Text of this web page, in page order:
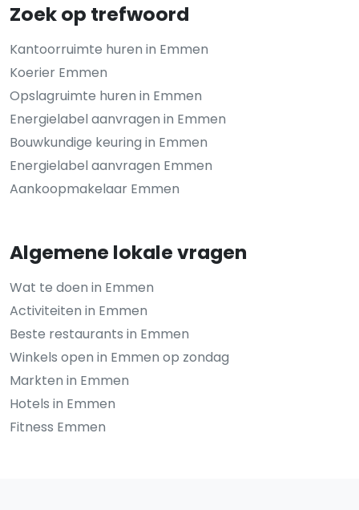
Zoek op trefwoord
Kantoorruimte huren in Emmen
Koerier Emmen
Opslagruimte huren in Emmen
Energielabel aanvragen in Emmen
Bouwkundige keuring in Emmen
Energielabel aanvragen Emmen
Aankoopmakelaar Emmen
Algemene lokale vragen
Wat te doen in Emmen
Activiteiten in Emmen
Beste restaurants in Emmen
Winkels open in Emmen op zondag
Markten in Emmen
Hotels in Emmen
Fitness Emmen